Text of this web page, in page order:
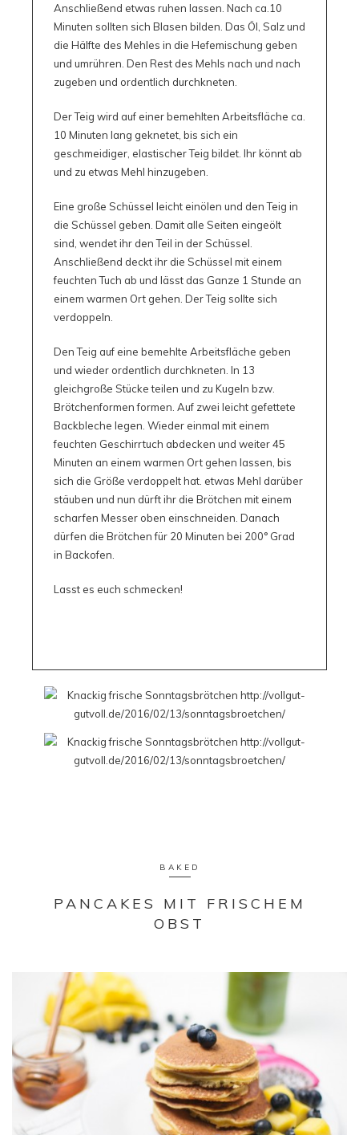
Anschließend etwas ruhen lassen. Nach ca.10
Minuten sollten sich Blasen bilden. Das Öl, Salz und
die Hälfte des Mehles in die Hefemischung geben
und umrühren. Den Rest des Mehls nach und nach
zugeben und ordentlich durchkneten.
Der Teig wird auf einer bemehlten Arbeitsfläche ca.
10 Minuten lang geknetet, bis sich ein
geschmeidiger, elastischer Teig bildet. Ihr könnt ab
und zu etwas Mehl hinzugeben.
Eine große Schüssel leicht einölen und den Teig in
die Schüssel geben. Damit alle Seiten eingeölt
sind, wendet ihr den Teil in der Schüssel.
Anschließend deckt ihr die Schüssel mit einem
feuchten Tuch ab und lässt das Ganze 1 Stunde an
einem warmen Ort gehen. Der Teig sollte sich
verdoppeln.
Den Teig auf eine bemehlte Arbeitsfläche geben
und wieder ordentlich durchkneten. In 13
gleichgroße Stücke teilen und zu Kugeln bzw.
Brötchenformen formen. Auf zwei leicht gefettete
Backbleche legen. Wieder einmal mit einem
feuchten Geschirrtuch abdecken und weiter 45
Minuten an einem warmen Ort gehen lassen, bis
sich die Größe verdoppelt hat. etwas Mehl darüber
stäuben und nun dürft ihr die Brötchen mit einem
scharfen Messer oben einschneiden. Danach
dürfen die Brötchen für 20 Minuten bei 200° Grad
in Backofen.
Lasst es euch schmecken!
BAKED
PANCAKES MIT FRISCHEM
OBST